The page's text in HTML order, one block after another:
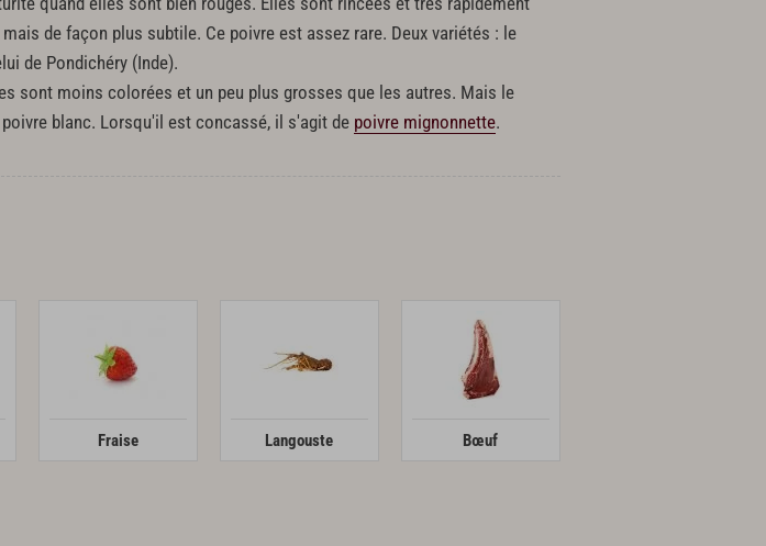
de façon plus subtile. Ce poivre est assez rare. Deux variétés : le
de Pondichéry (Inde).
sont moins colorées et un peu plus grosses que les autres. Mais le
blanc. Lorsqu'il est concassé, il s'agit de poivre mignonnette.
Fraise Langouste Bœuf